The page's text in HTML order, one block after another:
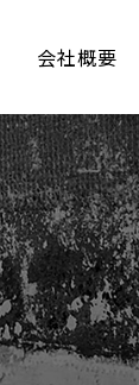
会社概要